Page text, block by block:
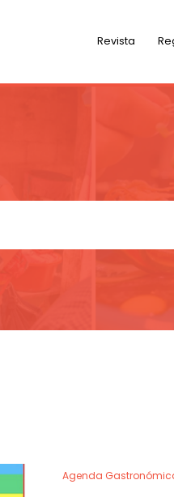
Revista
Agenda